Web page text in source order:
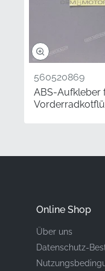
560520869
ABS-Aufkleber
Online Shop
Über uns
Datenschutz-